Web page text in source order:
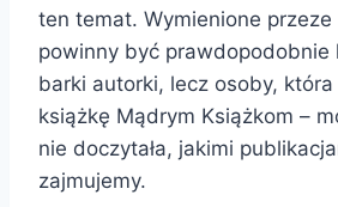
ten temat. Wymienione
powinny być prawdopodobnie
barki autorki, lecz osoby, która
książkę Mądrym Książkom –
nie doczytała, jakimi
zajmujemy.